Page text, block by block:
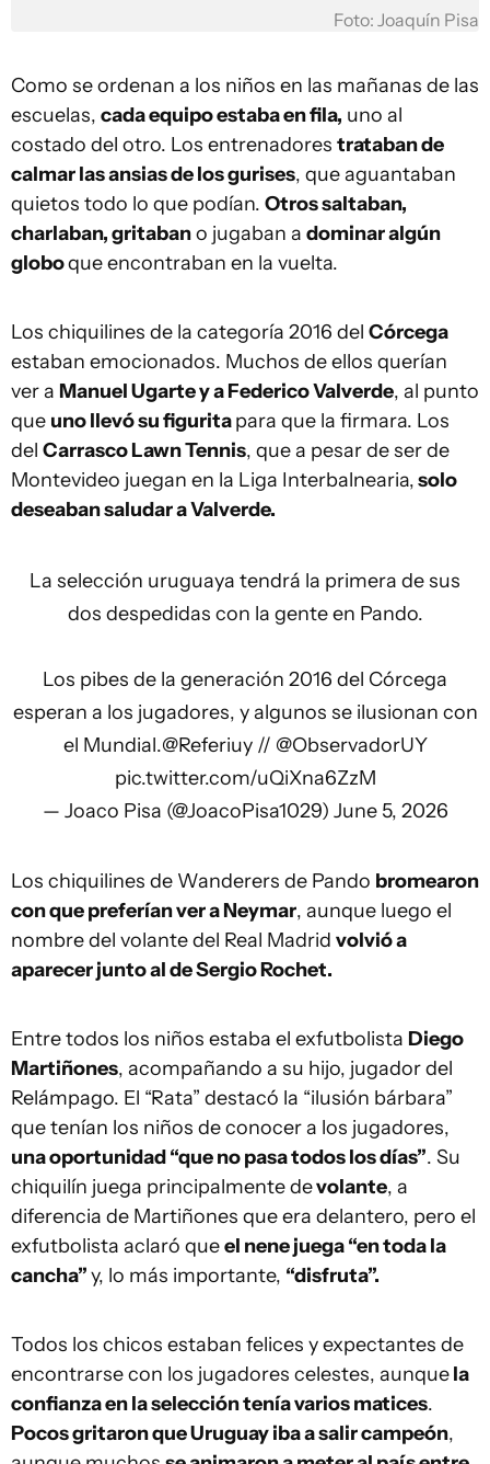
Foto: Joaquín Pisa
Como se ordenan a los niños en las mañanas de las
escuelas, cada equipo estaba en fila, uno al
costado del otro. Los entrenadores trataban de
calmar las ansias de los gurises, que aguantaban
quietos todo lo que podían. Otros saltaban,
charlaban, gritabano jugaban a dominar algún
globoque encontraban en la vuelta.
Los chiquilines de la categoría 2016 del Córcega
estaban emocionados. Muchos de ellos querían
ver a Manuel Ugarte y a Federico Valverde, al punto
que uno llevó su figuritapara que la firmara. Los
del Carrasco Lawn Tennis, que a pesar de ser de
Montevideo juegan en la Liga Interbalnearia,solo
deseaban saludar a Valverde.
La selección uruguaya tendrá la primera de sus
dos despedidas con la gente en Pando.
Los pibes de la generación 2016 del Córcega
esperan a los jugadores, y algunos se ilusionan con
el Mundial.@Referiuy// @ObservadorUY
pic.twitter.com/uQiXna6ZzM
— Joaco Pisa (@JoacoPisa1029) June 5, 2026
Los chiquilines de Wanderers de Pando bromearon
con que preferían ver a Neymar, aunque luego el
nombre del volante del Real Madrid volvió a
aparecer junto al de Sergio Rochet.
Entre todos los niños estaba el exfutbolista Diego
Martiñones, acompañando a su hijo, jugador del
Relámpago. El “Rata” destacó la “ilusión bárbara”
que tenían los niños de conocer a los jugadores,
una oportunidad “que no pasa todos los días”. Su
chiquilín juega principalmente devolante, a
diferencia de Martiñones que era delantero, pero el
exfutbolista aclaró queel nene juega “en toda la
cancha”y, lo más importante, “disfruta”.
Todos los chicos estaban felices y expectantes de
encontrarse con los jugadores celestes, aunquela
confianza en la selección tenía varios matices.
Pocos gritaron que Uruguay iba a salir campeón,